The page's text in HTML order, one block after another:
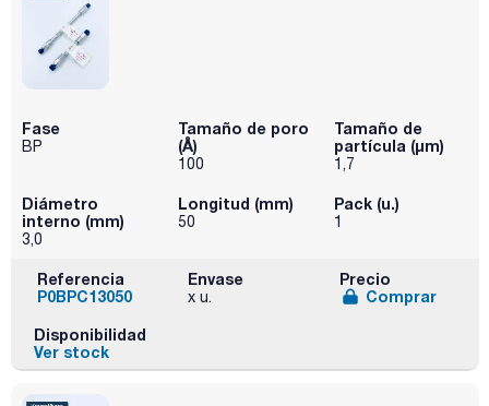
Fase
BP
Tamaño de poro
(Å)
100
Tamaño de
partícula (μm)
1,7
Diámetro
interno (mm)
3,0
Longitud (mm)
50
Pack (u.)
1
Referencia
P0BPC13050
Envase
x u.
Precio
Comprar
Disponibilidad
Ver stock